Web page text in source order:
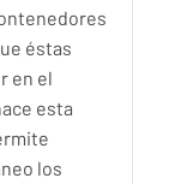
éstas
en el
esta
los